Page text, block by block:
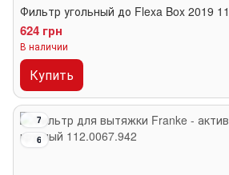
Фильтр угольный до Flexa Box 2019
624 грн
В наличии
Купить
7
6